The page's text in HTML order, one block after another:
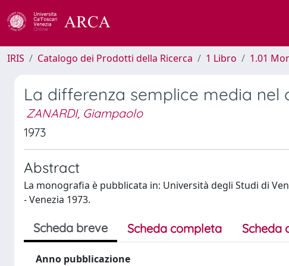
IRIS Catalogo dei Prodotti della Ricerca 1 Libro 1.01
La differenza semplice media nel
ZANARDI, Giampaolo
1973
Abstract
La monografia è pubblicata in: Università degli Studi di
- Venezia 1973.
Scheda breve Scheda completa Scheda
Anno pubblicazione